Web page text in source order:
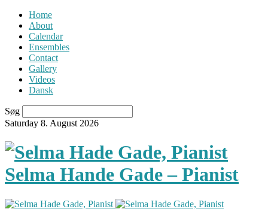
Home
About
Calendar
Ensembles
Contact
Gallery
Videos
Dansk
Søg
Saturday 8. August 2026
Selma Hande Gade – Pianist